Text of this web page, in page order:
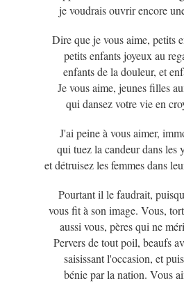
je voudrais ouvrir encore
Dire que je vous aime, petits
petits enfants joyeux au
enfants de la douleur, et
Je vous aime, jeunes filles
qui dansez votre vie en
J'ai peine à vous aimer,
qui tuez la candeur dans les
et détruisez les femmes dans
Pourtant il le faudrait,
vous fit à son image. Vous,
aussi vous, pères qui ne
Pervers de tout poil, beaufs
saisissant l'occasion, et
bénie par la nation. Vous